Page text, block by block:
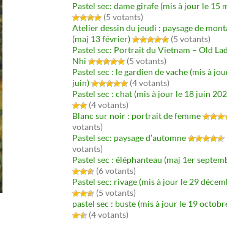
Pastel sec: dame girafe (mis à jour le 15
(5 votants)
Atelier dessin du jeudi : paysage de
(maj 13 février)
(5 votants)
Pastel sec: Portrait du Vietnam – Old
Nhi
(5 votants)
Pastel sec : le gardien de vache (mis à
juin)
(4 votants)
Pastel sec : chat (mis à jour le 18 juin
(4 votants)
Blanc sur noir : portrait de femme
votants)
Pastel sec: paysage d’automne
votants)
Pastel sec : éléphanteau (maj 1er
(6 votants)
Pastel sec: rivage (mis à jour le 29
(5 votants)
pastel sec : buste (mis à jour le 19
(4 votants)